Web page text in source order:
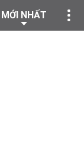
MỚI NHẤT